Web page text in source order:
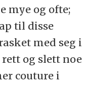
mye og ofte;
til disse
med seg i
og slett noe
couture i